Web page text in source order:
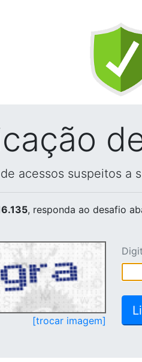
acessos suspeitos a
, responda ao desafio
[trocar imagem]